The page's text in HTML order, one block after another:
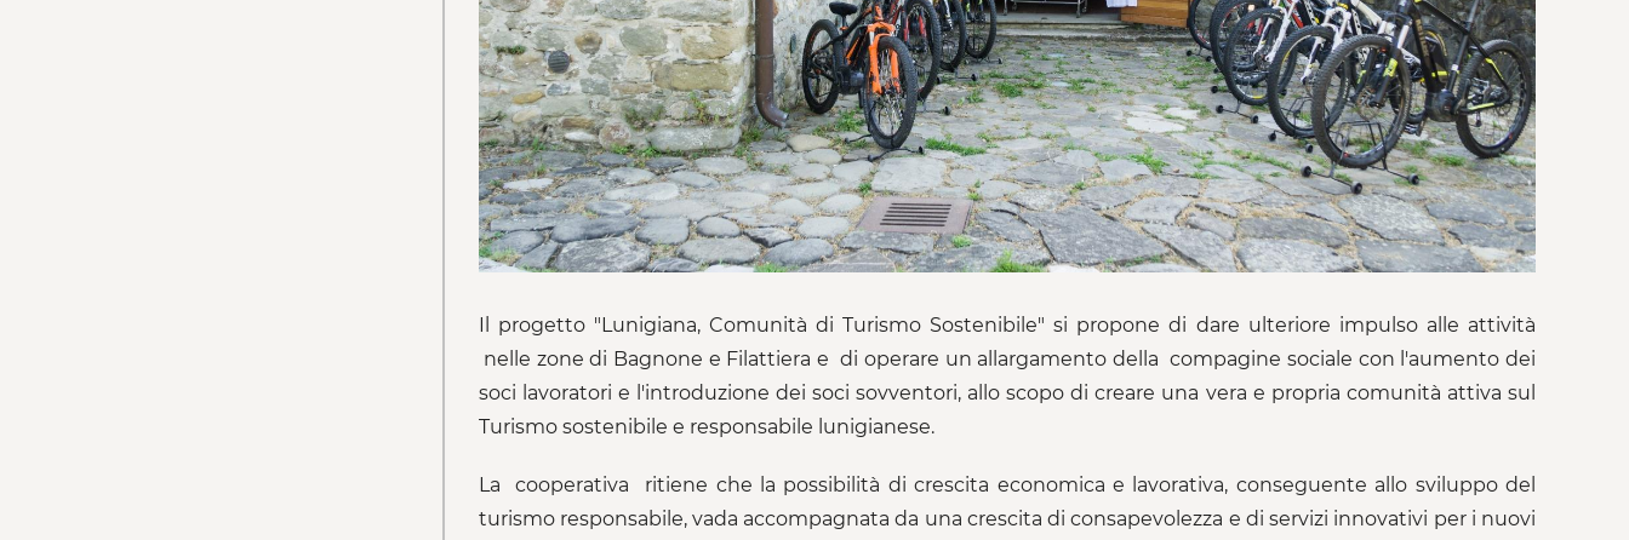
Il progetto "Lunigiana, Comunità di Turismo Sostenibile" si propone di dare ulteriore impulso alle attività
nelle zone di Bagnone e Filattiera e di operare un allargamento della compagine sociale con l'aumento dei
soci lavoratori e l'introduzione dei soci sovventori, allo scopo di creare una vera e propria comunità attiva sul
Turismo sostenibile e responsabile lunigianese.
La cooperativa ritiene che la possibilità di crescita economica e lavorativa, conseguente allo sviluppo del
turismo responsabile, vada accompagnata da una crescita di consapevolezza e di servizi innovativi per i nuovi